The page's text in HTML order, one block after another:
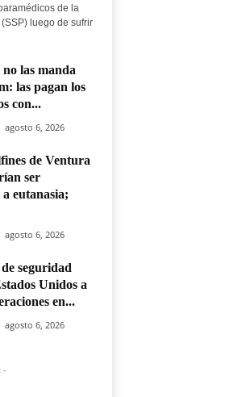
de la
luego de sufrir
no las manda
las pagan los
con...
agosto 6, 2026
de Ventura
ser
a eutanasia;
agosto 6, 2026
seguridad
Unidos a
en...
agosto 6, 2026
-